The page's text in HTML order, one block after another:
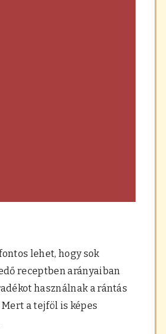
lehet, hogy sok
receptben arányaiban
használnak a rántás
a tejföl is képes